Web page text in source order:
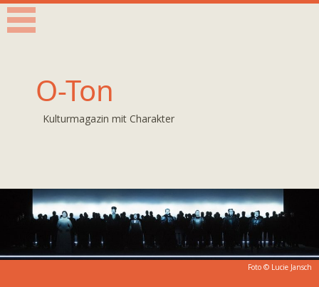
O-Ton
Kulturmagazin mit Charakter
Foto © Lucie Jansch